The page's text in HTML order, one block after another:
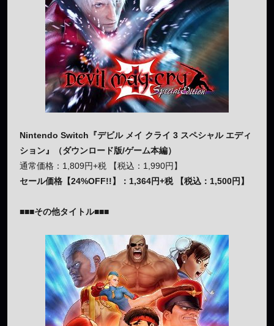
Nintendo Switch『デビル メイ クライ 3 スペシャル エディ
ション』（ダウンロード版/ゲーム本編）
通常価格：1,809円+税 【税込：1,990円】
セール価格【24%OFF!!】：1,364円+税 【税込：1,500円】
■■■その他タイトル■■■